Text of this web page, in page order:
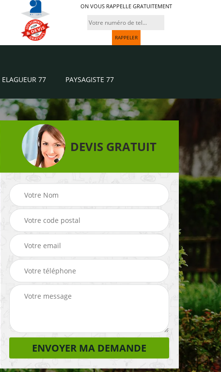
ON VOUS RAPPELLE GRATUITEMENT
ELAGUEUR 77 PAYSAGISTE 77
Paysagiste 77 Jardinier 77
DEVIS GRATUIT